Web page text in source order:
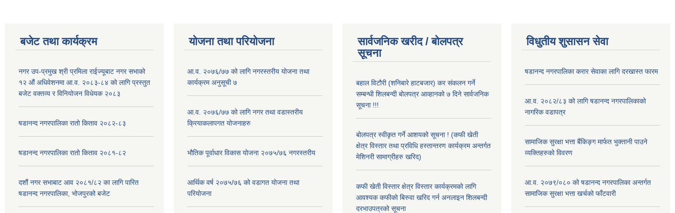
बजेट तथा कार्यक्रम
नगर उप-प्रमुख श्री प्रमिला राईज्यूबाट नगर सभाको
१२ ‍औं अधिवेशनमा आ.व. २०८३-८४ को लागि प्रस्तुत
बजेट वक्तव्य र विनियोजन विधेयक २०८३
षडानन्द नगरपालिका रातो किताव २०८२-८३
षडानन्द नगरपालिका रातो किताव २०८१-८२
दशौं नगर सभाबाट आव २०८१/८२ का लागि पारित
षडानन्द नगरपालिका, भोजपुरको बजेट
योजना तथा परियोजना
आ.व. २०७६/७७ को लागि नगरस्तरीय योजना तथा
कार्यक्रम अनुसूची ७
आ.व. २०७६/७७ को लागि नगर तथा वडास्तरीय
क्रियाकलापगत योजनाहरु
भौतिक पूर्वाधार विकास योजना २०७५/७६ नगरस्तरीय
आर्थिक वर्ष २०७५/७६ को वडागत योजना तथा
परियोजना
सार्वजनिक खरीद / बोलपत्र
सूचना
बहाल विटौरी (शनिबारे हाटबजार) कर संकलन गर्ने
सम्बन्धी शिलबन्दी बोलपत्र आव्हानको ७ दिने सार्वजनिक
सूचना !!!
बोलपत्र स्वीकृत गर्ने आशयको सूचना ! (कफी खेती
क्षेत्र विस्तार तथा प्रविधि हस्तान्तरण कार्यक्रम अन्तर्गत
मेशिनरी सामाग्रीहरु खरिद)
कफी खेती विस्तार क्षेत्र विस्तार कार्यक्रमको लागि
आवश्यक कफीको बिरुवा खरिद गर्न अनलाइन शिलबन्दी
दरभाउपत्रको सूचना
विधुतीय शुसासन सेवा
षडानन्द नगरपालिका करार सेवाका लागि दरखास्त फारम
आ.व. २०८२/८३ को लागि षडानन्द नगरपालिकाको
नागरिक वडापत्र
सामाजिक सुरक्षा भत्ता बैंकिङ्ग मार्फत भुक्तानी पाउने
व्यक्तिहरुको विवरण
आ.व. २०७९/०८० को षडानन्द नगरपालिका अन्तर्गत
सामाजिक सुरक्षा भत्ता खर्चको फाँटवारी